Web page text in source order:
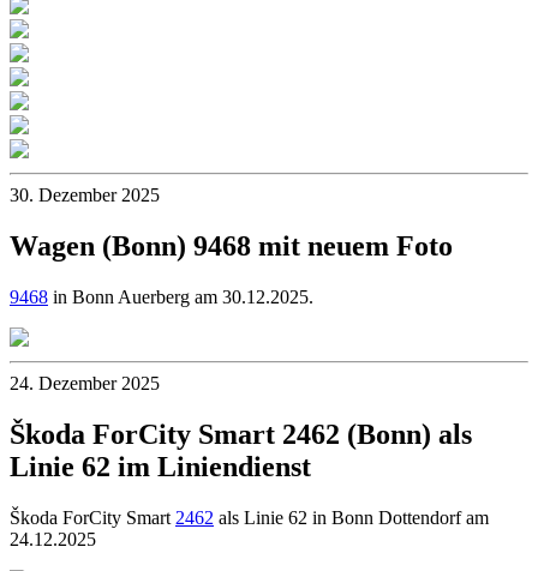
30. Dezember 2025
Wagen (Bonn) 9468 mit neuem Foto
9468 in Bonn Auerberg am 30.12.2025.
24. Dezember 2025
Škoda ForCity Smart 2462 (Bonn) als
Linie 62 im Liniendienst
Škoda ForCity Smart 2462 als Linie 62 in Bonn Dottendorf am
24.12.2025